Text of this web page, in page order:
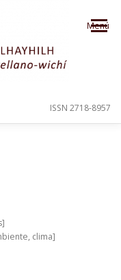
Menú
ISSN 2718-8957
clima]